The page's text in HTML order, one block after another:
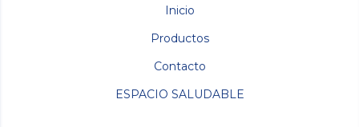
Inicio
Productos
Contacto
ESPACIO SALUDABLE